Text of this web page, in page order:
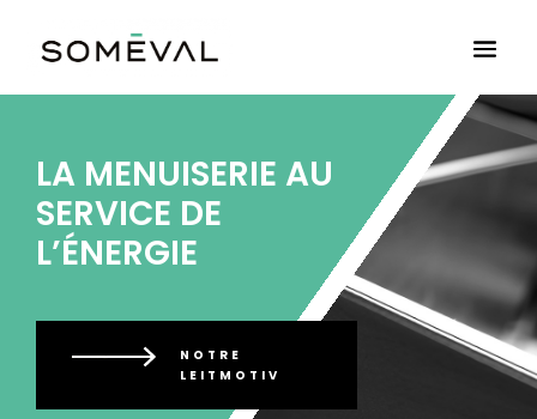
LA MENUISERIE AU
SERVICE DE
L’ÉNERGIE
NOTRE
LEITMOTIV